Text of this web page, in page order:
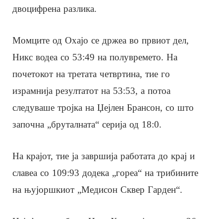
двоцифрена разлика.
Момците од Охајо се држеа во првиот дел,
Никс водеа со 53:49 на полувремето. На
почетокот на третата четвртина, тие го
израмнија резултатот на 53:53, а потоа
следуваше тројка на Џејлен Брансон, со што
започна „бруталната“ серија од 18:0.
На крајот, тие ја завршија работата до крај и
славеа со 109:93 додека „гореа“ на трибините
на њујоршкиот „Медисон Сквер Гарден“.